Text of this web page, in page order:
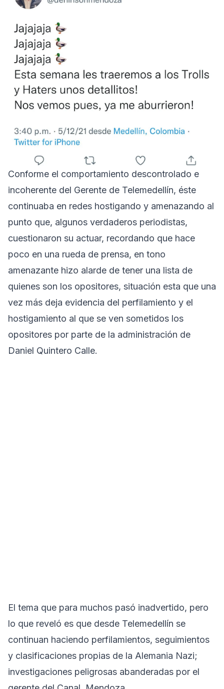
Conforme el comportamiento descontrolado e
incoherente del Gerente de Telemedellín, éste
continuaba en redes hostigando y amenazando al
punto que, algunos verdaderos periodistas,
cuestionaron su actuar, recordando que hace
poco en una rueda de prensa, en tono
amenazante hizo alarde de tener una lista de
quienes son los opositores, situación esta que una
vez más deja evidencia del perfilamiento y el
hostigamiento al que se ven sometidos los
opositores por parte de la administración de
Daniel Quintero Calle.
El tema que para muchos pasó inadvertido, pero
lo que reveló es que desde Telemedellín se
continuan haciendo perfilamientos, seguimientos
y clasificaciones propias de la Alemania Nazi;
investigaciones peligrosas abanderadas por el